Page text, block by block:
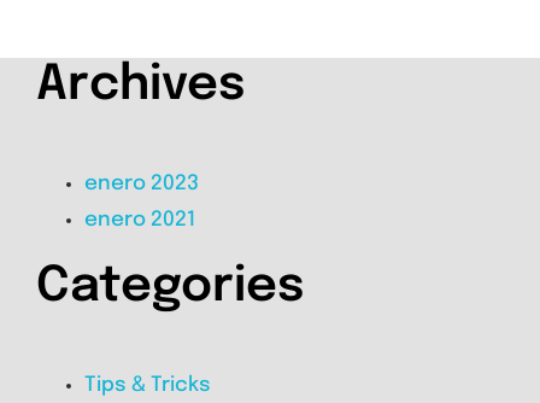
Archives
enero 2023
enero 2021
Categories
Tips & Tricks